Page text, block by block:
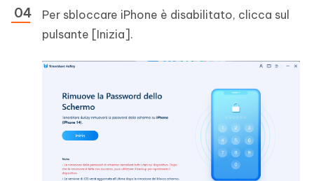
Per sbloccare iPhone è disabilitato, clicca sul
pulsante [Inizia].